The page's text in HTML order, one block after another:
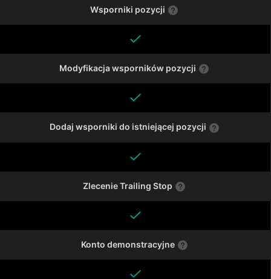
Wsporniki pozycji
Modyfikacja wsporników pozycji
Dodaj wsporniki do istniejącej pozycji
Zlecenie Trailing Stop
Konto demonstracyjne